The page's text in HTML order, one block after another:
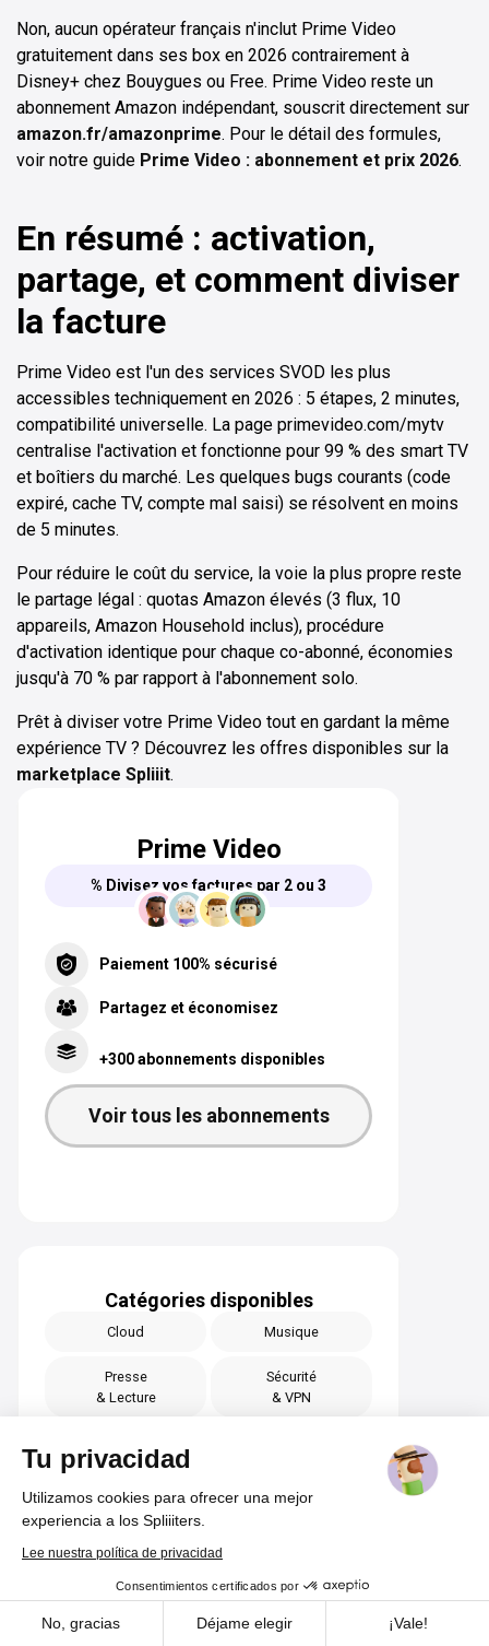
Tu privacidad
Utilizamos cookies para ofrecer una mejor
experiencia a los Spliiiters.
Lee nuestra política de privacidad
Consentimientos certificados por
No, gracias Déjame elegir ¡Vale!
Cookies
Non, aucun opérateur français n'inclut Prime Video
gratuitement dans ses box en 2026 contrairement à
Disney+ chez Bouygues ou Free. Prime Video reste un
abonnement Amazon indépendant, souscrit directement sur
amazon.fr/amazonprime. Pour le détail des formules,
voir notre guide Prime Video : abonnement et prix 2026.
En résumé : activation,
partage, et comment diviser
la facture
Prime Video est l'un des services SVOD les plus
accessibles techniquement en 2026 : 5 étapes, 2 minutes,
compatibilité universelle. La page primevideo.com/mytv
centralise l'activation et fonctionne pour 99 % des smart TV
et boîtiers du marché. Les quelques bugs courants (code
expiré, cache TV, compte mal saisi) se résolvent en moins
de 5 minutes.
Pour réduire le coût du service, la voie la plus propre reste
le partage légal : quotas Amazon élevés (3 flux, 10
appareils, Amazon Household inclus), procédure
d'activation identique pour chaque co-abonné, économies
jusqu'à 70 % par rapport à l'abonnement solo.
Prêt à diviser votre Prime Video tout en gardant la même
expérience TV ? Découvrez les offres disponibles sur la
marketplace Spliiit.
Prime Video
% Divisez vos factures par 2 ou 3
Paiement 100% sécurisé
Partagez et économisez
+300 abonnements disponibles
Voir tous les abonnements
Catégories disponibles
Cloud Musique
Presse
& Lecture
Sécurité
& VPN
& Sports
Jeux vidéo Productivité
Éducation
IA Banque
Vos abonnements jusqu'à -70%